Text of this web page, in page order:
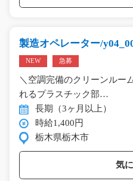
製造オペレーター/
NEW 急募
＼空調完備のクリーンルー
れるプラスチック部…
長期（3ヶ月以上）
時給1,400円
栃木県栃木市
気